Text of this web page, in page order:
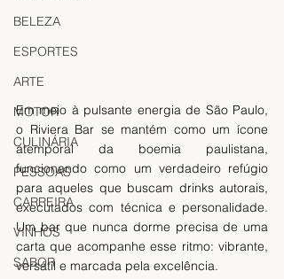
BELEZA
ESPORTES
ARTE
MOTOR
CULINÁRIA
PESSOAS
CARREIRA
VINHOS
SABOR
Em meio à pulsante energia de São Paulo,
o Riviera Bar se mantém como um ícone
atemporal da boemia paulistana,
funcionando como um verdadeiro refúgio
para aqueles que buscam drinks autorais,
executados com técnica e personalidade.
Um bar que nunca dorme precisa de uma
carta que acompanhe esse ritmo: vibrante,
versátil e marcada pela excelência.